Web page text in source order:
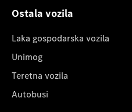
Ostala vozila
Laka gospodarska vozila
Unimog
Teretna vozila
Autobusi